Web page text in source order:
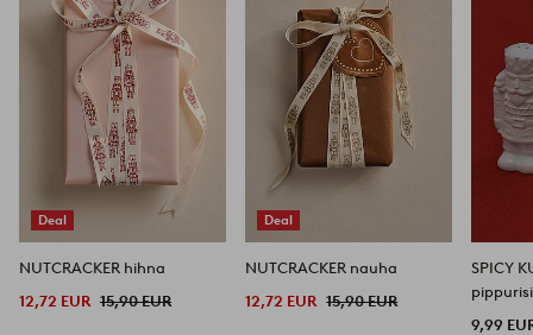
Deal
NUTCRACKER hihna
12,72 EUR 15,90 EUR
Deal
NUTCRACKER nauha
12,72 EUR 15,90 EUR
SPICY
9,99